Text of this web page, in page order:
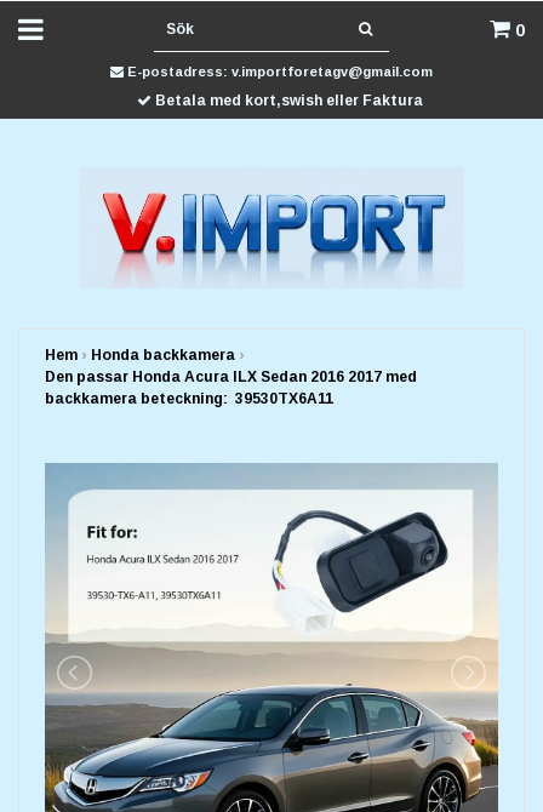
0
E-postadress: v.importforetagv@gmail.com
Betala med kort,swish eller Faktura
Hem › Honda backkamera ›
Den passar Honda Acura ILX Sedan 2016 2017 med
backkamera beteckning: 39530TX6A11